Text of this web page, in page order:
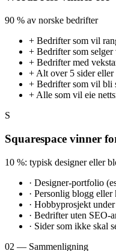
90 % av norske bedrifter
+ Bedrifter som vil
+ Bedrifter som
+ Bedrifter med
+ Alt over 5 sider eller
+ Bedrifter som vil bli
+ Alle som vil eie
S
Squarespace vinner
10 %: typisk designer eller
· Designer-portfolio
· Personlig blogg eller
· Hobbyprosjekt under
· Bedrifter uten SEO-
· Sider som ikke skal
02 — Sammenligning